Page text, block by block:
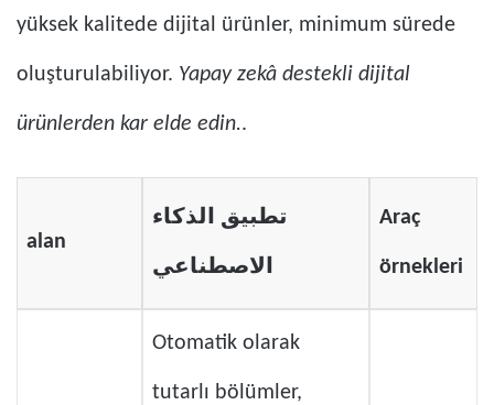
yüksek kalitede dijital ürünler, minimum sürede
oluşturulabiliyor. Yapay zekâ destekli dijital
ürünlerden kar elde edin..
alan
تطبيق الذكاء
الاصطناعي
Araç
örnekleri
Otomatik olarak
tutarlı bölümler,